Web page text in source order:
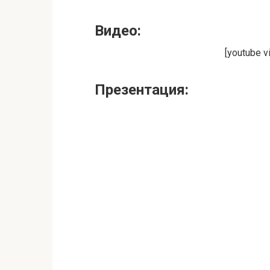
Видео:
[youtube
Презентация: